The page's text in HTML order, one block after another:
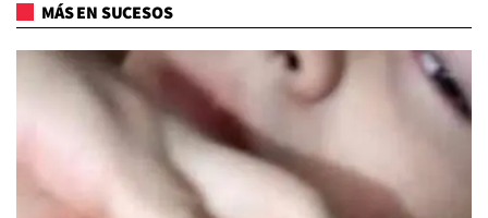
MÁS EN SUCESOS